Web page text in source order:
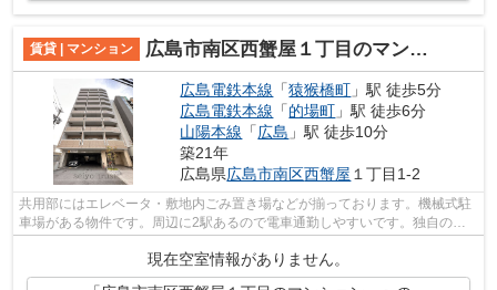
賃貸 | マンション 広島市南区西蟹屋１丁目のマンション
広島電鉄本線 「猿猴橋町 」駅 徒歩5分
広島電鉄本線 「的場町 」駅 徒歩6分
山陽本線 「広島 」駅 徒歩10分
築21年
広島県広島市南区西蟹屋 １丁目1-2
共用部にはエレベータ・敷地内ごみ置き場などが揃っております。機械式駐
車場がある物件です。周辺に2駅あるので電車通勤しやすいです。独自の世
現在空室情報がありません。